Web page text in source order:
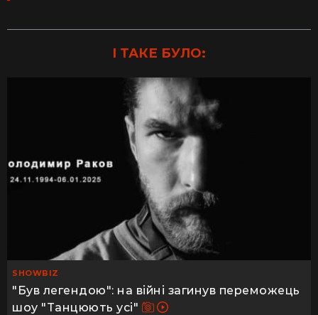
І ТАКЕ БУЛО:
SHOWBIZ
"Був легендою": на війні загинув переможець
шоу "Танцюють усі"